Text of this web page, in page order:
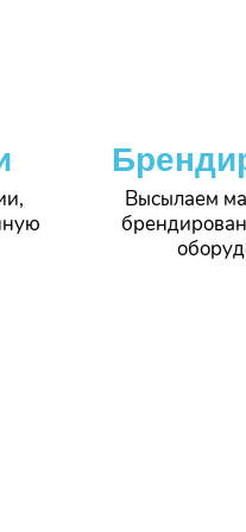
Высылаем